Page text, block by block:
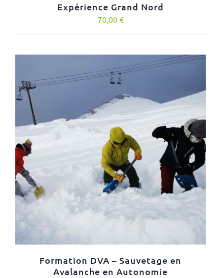
Expérience Grand Nord
70,00 €
Formation DVA – Sauvetage en
Avalanche en Autonomie